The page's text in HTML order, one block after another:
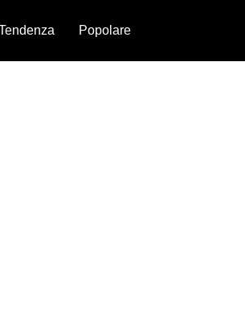
Popolare